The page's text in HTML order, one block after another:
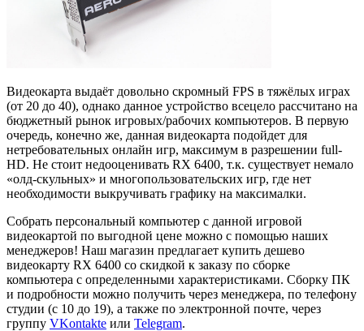
Видеокарта выдаёт довольно скромный FPS в тяжёлых играх
(от 20 до 40), однако данное устройство всецело рассчитано на
бюджетный рынок игровых/рабочих компьютеров. В первую
очередь, конечно же, данная видеокарта подойдет для
нетребовательных онлайн игр, максимум в разрешении full-
HD. Не стоит недооценивать RX 6400, т.к. существует немало
«олд-скульных» и многопользовательских игр, где нет
необходимости выкручивать графику на максималки.
Собрать персональный компьютер с данной игровой
видеокартой по выгодной цене можно с помощью наших
менеджеров! Наш магазин предлагает купить дешево
видеокарту RX 6400 со скидкой к заказу по сборке
компьютера с определенными характеристиками. Сборку ПК
и подробности можно получить через менеджера, по телефону
студии (с 10 до 19), а также по электронной почте, через
группу VKontakte или Telegram.